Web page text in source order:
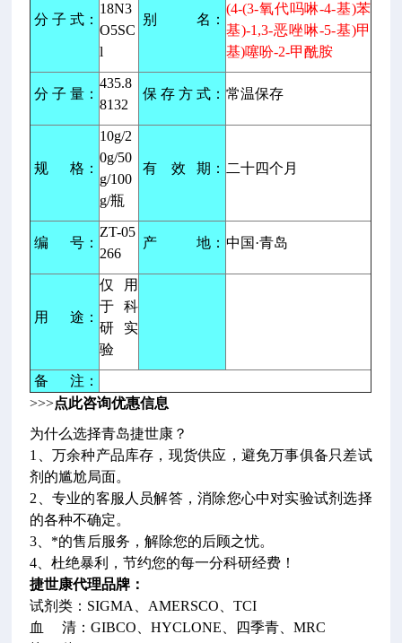
分 子 式：
18N3
O5SC
l
别 名：
(4-(3-氧代吗啉-4-基)苯
基)-1,3-恶唑啉-5-基)甲
基)噻吩-2-甲酰胺
分 子 量：
435.8
8132
保 存 方 式： 常温保存
规 格：
10g/2
0g/50
g/100
g/瓶
有 效 期： 二十四个月
编 号：
ZT-05
266
产 地： 中国·青岛
用 途：
仅用
于科
研实
验
备 注：
>>>点此咨询优惠信息
为什么选择青岛捷世康？
1、万余种产品库存，现货供应，避免万事俱备只差试
剂的尴尬局面。
2、专业的客服人员解答，消除您心中对实验试剂选择
的各种不确定。
3、*的售后服务，解除您的后顾之忧。
4、杜绝暴利，节约您的每一分科研经费！
捷世康代理品牌：
试剂类：SIGMA、AMERSCO、TCI
血 清：GIBCO、HYCLONE、四季青、MRC